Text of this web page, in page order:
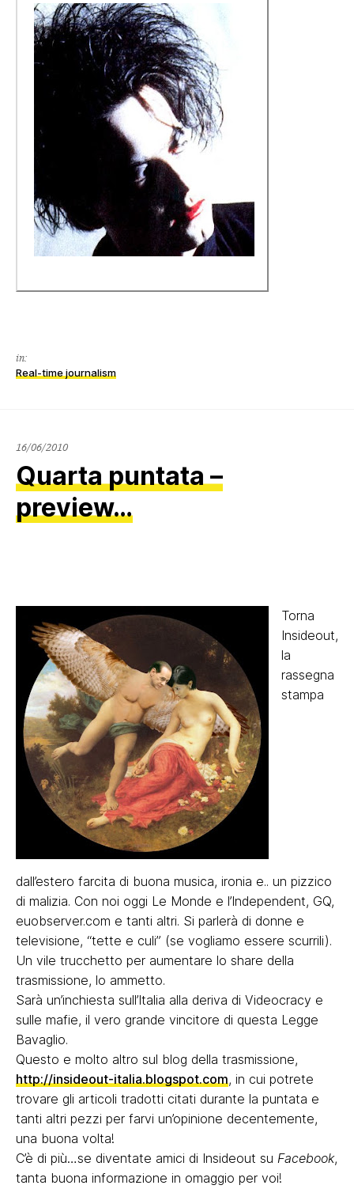
in:
Real-time journalism
16/06/2010
Quarta puntata –
preview…
Torna
Insideout,
la
rassegna
stampa
dall’estero farcita di buona musica, ironia e.. un pizzico
di malizia. Con noi oggi Le Monde e l’Independent, GQ,
euobserver.com e tanti altri. Si parlerà di donne e
televisione, “tette e culi” (se vogliamo essere scurrili).
Un vile trucchetto per aumentare lo share della
trasmissione, lo ammetto.
Sarà un’inchiesta sull’Italia alla deriva di Videocracy e
sulle mafie, il vero grande vincitore di questa Legge
Bavaglio.
Questo e molto altro sul blog della trasmissione,
http://insideout-italia.blogspot.com, in cui potrete
trovare gli articoli tradotti citati durante la puntata e
tanti altri pezzi per farvi un’opinione decentemente,
una buona volta!
C’è di più…se diventate amici di Insideout su Facebook,
tanta buona informazione in omaggio per voi!